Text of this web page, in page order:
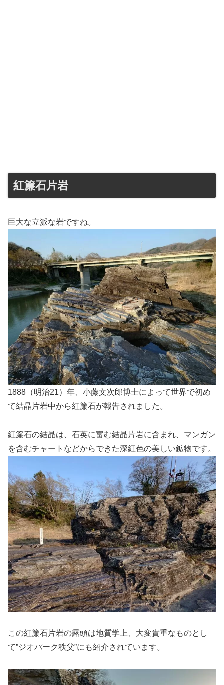
紅簾石片岩
巨大な立派な岩ですね。
1888（明治21）年、小藤文次郎博士によって世界で初め
て結晶片岩中から紅簾石が報告されました。
紅簾石の結晶は、石英に富む結晶片岩に含まれ、マンガン
を含むチャートなどからできた深紅色の美しい鉱物です。
この紅簾石片岩の露頭は地質学上、大変貴重なものとし
て”ジオパーク秩父”にも紹介されています。